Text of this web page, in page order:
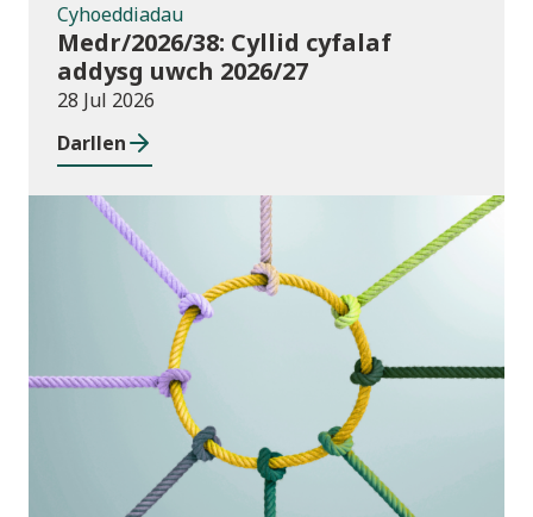
Cyhoeddiadau
Medr/2026/38: Cyllid cyfalaf
addysg uwch 2026/27
28 Jul 2026
Darllen
Cyhoeddiadau